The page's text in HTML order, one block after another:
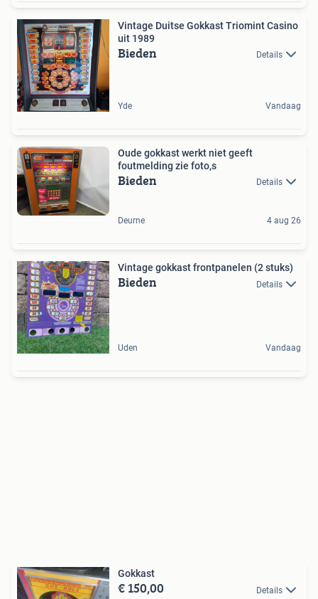
Vintage Duitse Gokkast Triomint Casino
uit 1989
Bieden Details
Yde Vandaag
Oude gokkast werkt niet geeft
foutmelding zie foto,s
Bieden Details
Deurne 4 aug 26
Vintage gokkast frontpanelen (2 stuks)
Bieden Details
Uden Vandaag
Gokkast
€ 150,00 Details